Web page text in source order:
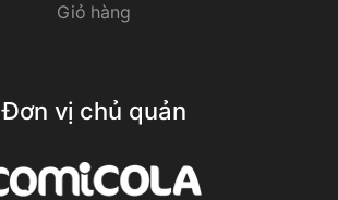
Giỏ hàng
Đơn vị chủ quản